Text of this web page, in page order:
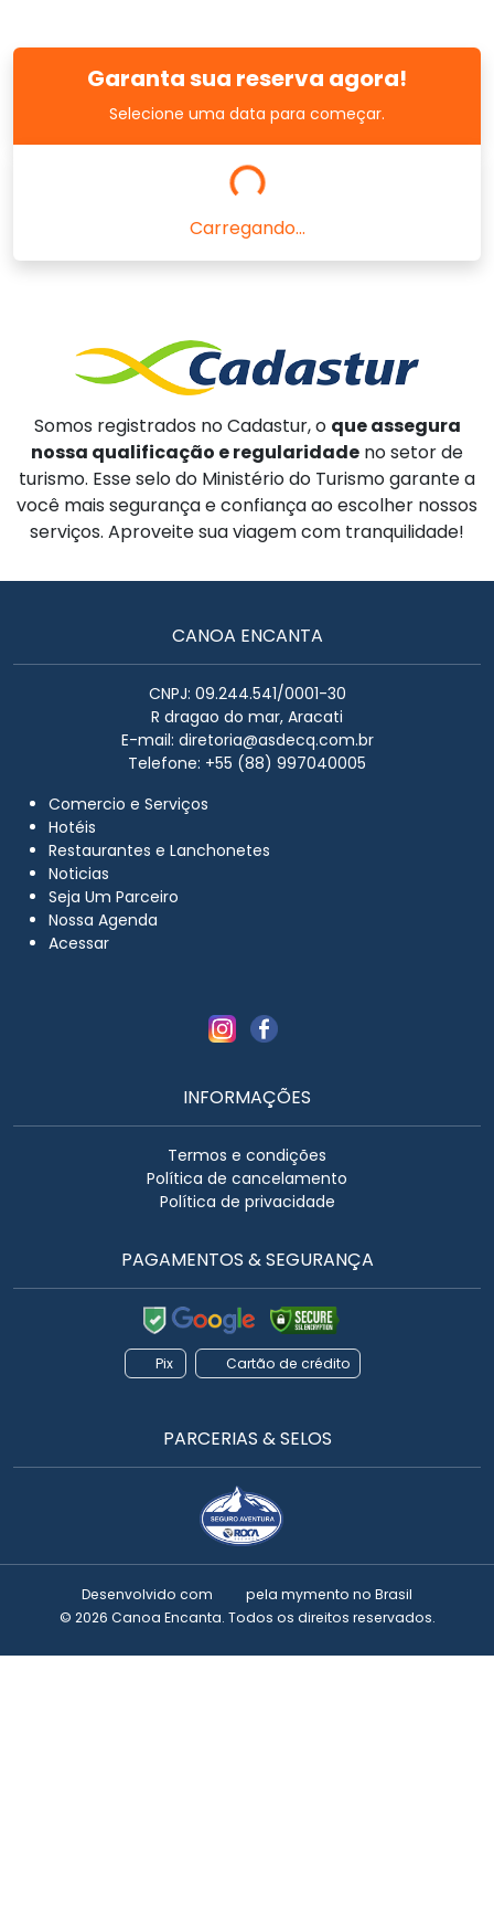
Garanta sua reserva agora!
Selecione uma data para começar.
Carregando...
Somos registrados no Cadastur, o que assegura
nossa qualificação e regularidade no setor de
turismo. Esse selo do Ministério do Turismo garante a
você mais segurança e confiança ao escolher nossos
serviços. Aproveite sua viagem com tranquilidade!
CANOA ENCANTA
CNPJ: 09.244.541/0001-30
R dragao do mar, Aracati
E-mail: diretoria@asdecq.com.br
Telefone: +55 (88) 997040005
Comercio e Serviços
Hotéis
Restaurantes e Lanchonetes
Noticias
Seja Um Parceiro
Nossa Agenda
Acessar
INFORMAÇÕES
Termos e condições
Política de cancelamento
Política de privacidade
PAGAMENTOS & SEGURANÇA
Pix Cartão de crédito
PARCERIAS & SELOS
Desenvolvido com pela mymento no Brasil
© 2026 Canoa Encanta. Todos os direitos reservados.